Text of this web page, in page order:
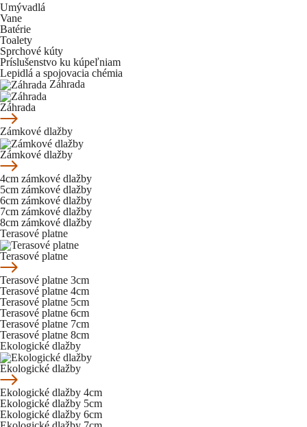
Umývadlá
Vane
Batérie
Toalety
Sprchové kúty
Príslušenstvo ku kúpeľniam
Lepidlá a spojovacia chémia
Záhrada
Záhrada
Zámkové dlažby
Zámkové dlažby
4cm zámkové dlažby
5cm zámkové dlažby
6cm zámkové dlažby
7cm zámkové dlažby
8cm zámkové dlažby
Terasové platne
Terasové platne
Terasové platne 3cm
Terasové platne 4cm
Terasové platne 5cm
Terasové platne 6cm
Terasové platne 7cm
Terasové platne 8cm
Ekologické dlažby
Ekologické dlažby
Ekologické dlažby 4cm
Ekologické dlažby 5cm
Ekologické dlažby 6cm